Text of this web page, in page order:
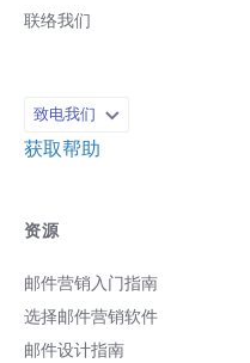
联络我们
致电我们
获取帮助
资源
邮件营销入门指南
选择邮件营销软件
邮件设计指南